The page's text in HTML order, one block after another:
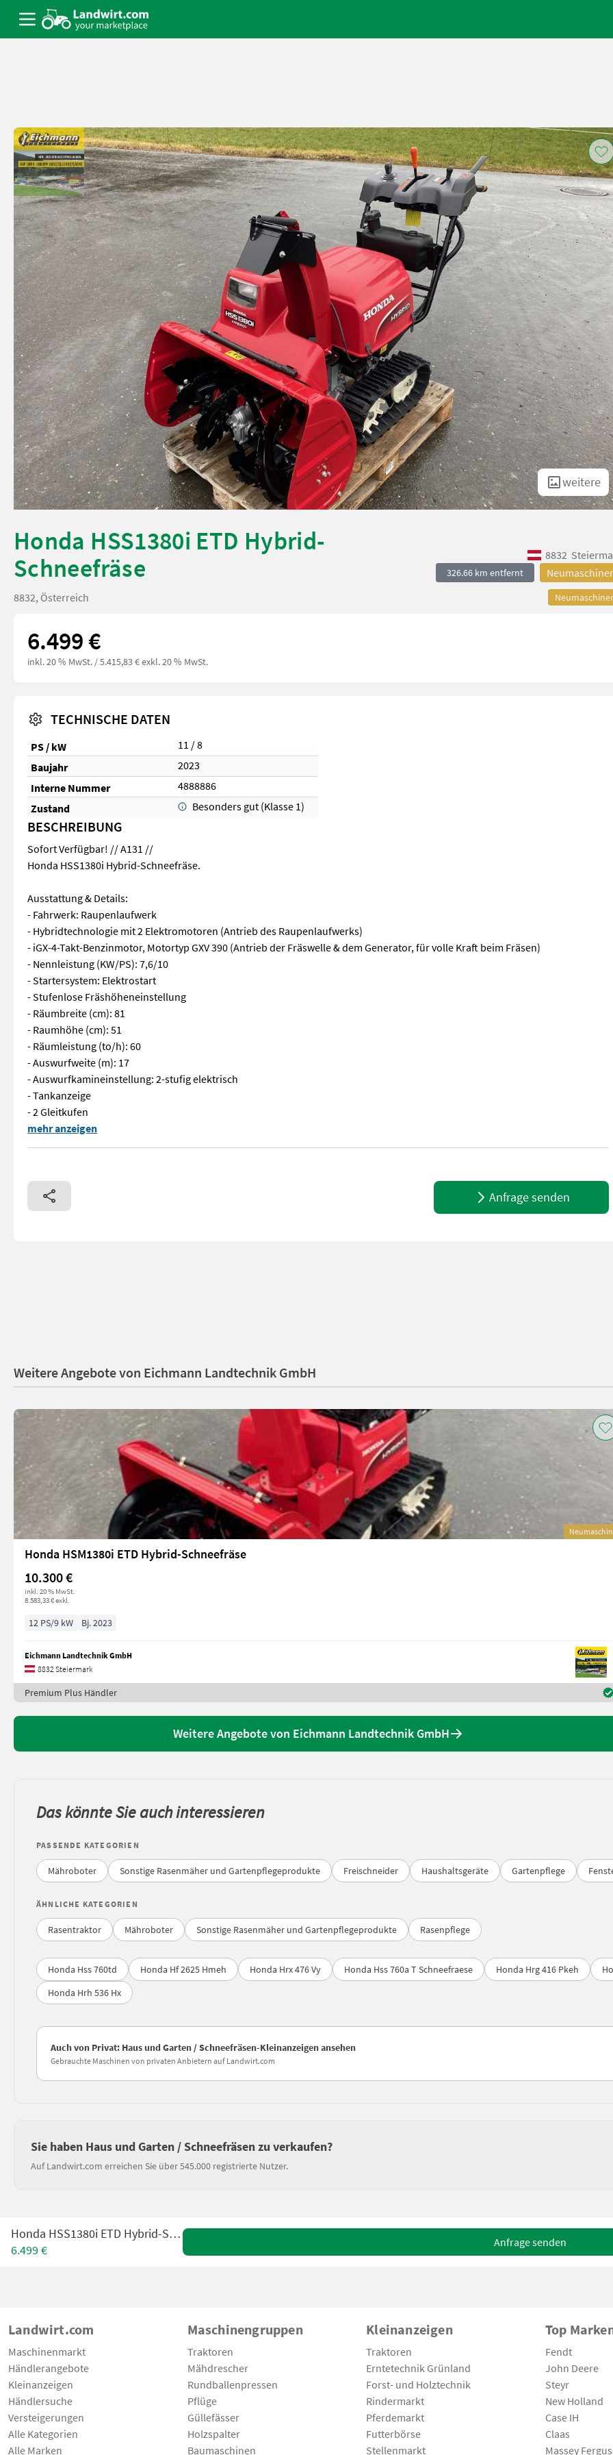
weitere
Honda HSS1380i ETD Hybrid-
Schneefräse
8832
326.66 km entfernt
8832, Österreich
6.499 €
inkl. 20 % MwSt. / 5.415,83 € exkl. 20 % MwSt.
TECHNISCHE DATEN
PS / kW
11 / 8
Baujahr
2023
Interne Nummer
4888886
Zustand
Besonders gut (Klasse 1)
BESCHREIBUNG
Sofort Verfügbar! // A131 //
Honda HSS1380i Hybrid-Schneefräse.
Ausstattung & Details:
- Fahrwerk: Raupenlaufwerk
- Hybridtechnologie mit 2 Elektromotoren (Antrieb des Raupenlaufwerks)
- iGX-4-Takt-Benzinmotor, Motortyp GXV 390 (Antrieb der Fräswelle & dem Generator, für volle Kraft beim Fräsen)
- Nennleistung (KW/PS): 7,6/10
- Startersystem: Elektrostart
- Stufenlose Fräshöheneinstellung
- Räumbreite (cm): 81
- Raumhöhe (cm): 51
- Räumleistung (to/h): 60
- Auswurfweite (m): 17
- Auswurfkamineinstellung: 2-stufig elektrisch
- Tankanzeige
- 2 Gleitkufen
Sofort Verfügbar! // A131 // Honda HSS1380i Hybrid-Schneefräse. Ausstattung & Details: - Fahrwerk: Raupenlaufwerk -
mehr anzeigen
Anfrage senden
Weitere Angebote von Eichmann Landtechnik GmbH
Honda HSM1380i ETD Hybrid-Schneefräse
10.300 €
inkl. 20 % MwSt.
8.583,33 € exkl.
12 PS/9 kW Bj. 2023
Eichmann Landtechnik GmbH
8832 Steiermark
Premium Plus Händler
Weitere Angebote von Eichmann Landtechnik GmbH
Das könnte Sie auch interessieren
PASSENDE KATEGORIEN
Mähroboter Sonstige Rasenmäher und Gartenpflegeprodukte Freischneider Haushaltsgeräte Gartenpflege
ÄHNLICHE KATEGORIEN
Rasentraktor Mähroboter Sonstige Rasenmäher und Gartenpflegeprodukte Rasenpflege
Honda Hss 760td Honda Hf 2625 Hmeh Honda Hrx 476 Vy Honda Hss 760a T Schneefraese Honda Hrg 416 Pkeh
Honda Hrh 536 Hx
Auch von Privat: Haus und Garten / Schneefräsen-Kleinanzeigen ansehen
Gebrauchte Maschinen von privaten Anbietern auf Landwirt.com
Sie haben Haus und Garten / Schneefräsen zu verkaufen?
Auf Landwirt.com erreichen Sie über 545.000 registrierte Nutzer.
Honda HSS1380i ETD Hybrid-Schneefräse
6.499 €
Anfrage senden
Landwirt.com
Maschinenmarkt
Händlerangebote
Kleinanzeigen
Händlersuche
Versteigerungen
Alle Kategorien
Alle Marken
Maschinengruppen
Traktoren
Mähdrescher
Rundballenpressen
Pflüge
Güllefässer
Holzspalter
Baumaschinen
Kleinanzeigen
Traktoren
Erntetechnik Grünland
Forst- und Holztechnik
Rindermarkt
Pferdemarkt
Futterbörse
Stellenmarkt
Top
Fendt
John Deere
Steyr
New Holland
Case IH
Claas
Massey